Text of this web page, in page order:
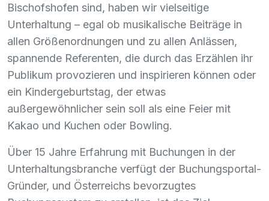
Bischofshofen sind, haben wir vielseitige
Unterhaltung – egal ob musikalische Beiträge in
allen Größenordnungen und zu allen Anlässen,
spannende Referenten, die durch das Erzählen ihr
Publikum provozieren und inspirieren können oder
ein Kindergeburtstag, der etwas
außergewöhnlicher sein soll als eine Feier mit
Kakao und Kuchen oder Bowling.
Über 15 Jahre Erfahrung mit Buchungen in der
Unterhaltungsbranche verfügt der Buchungsportal-
Gründer, und Österreichs bevorzugtes